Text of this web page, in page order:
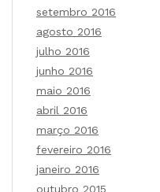
setembro 2016
agosto 2016
julho 2016
junho 2016
maio 2016
abril 2016
março 2016
fevereiro 2016
janeiro 2016
outubro 2015